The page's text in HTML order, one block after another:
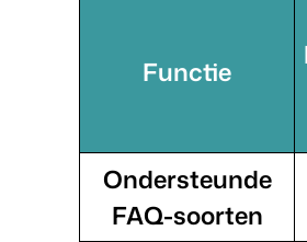
Functie
Ondersteunde
FAQ-soorten